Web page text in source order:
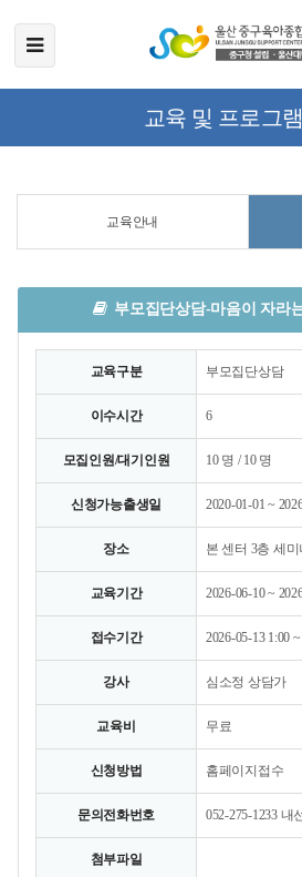
교육 및 프로그
교육안내
부모집단상담-마음이 자라
교육구분 부모집단상담
이수시간 6
모집인원/대기인원 10 명 / 10 명
신청가능출생일 2020-01-01 ~
장소 본 센터 3층 세미
교육기간 2026-06-10 ~
접수기간 2026-05-13 1:00
강사 심소정 상담가
교육비 무료
신청방법 홈페이지접수
문의전화번호 052-275-1233 내
첨부파일